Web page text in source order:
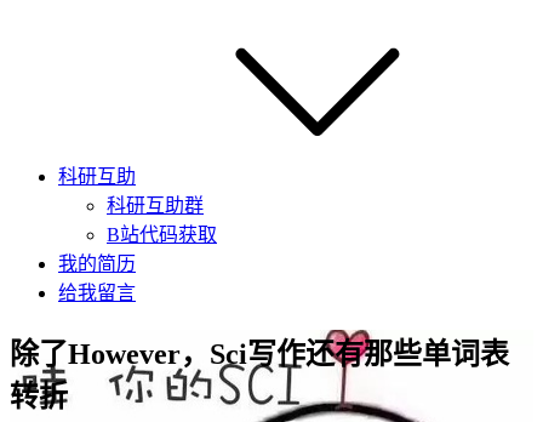
科研互助
科研互助群
B站代码获取
我的简历
给我留言
除了However，Sci写作还有那些单词表
转折